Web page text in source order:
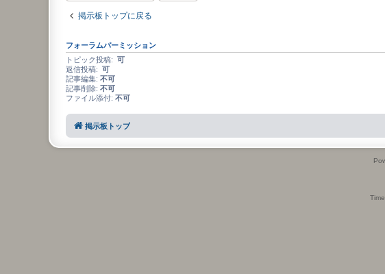
掲示板トップに戻る
フォーラムパーミッション
トピック投稿: 可
返信投稿: 可
記事編集: 不可
記事削除: 不可
ファイル添付: 不可
掲示板トップ